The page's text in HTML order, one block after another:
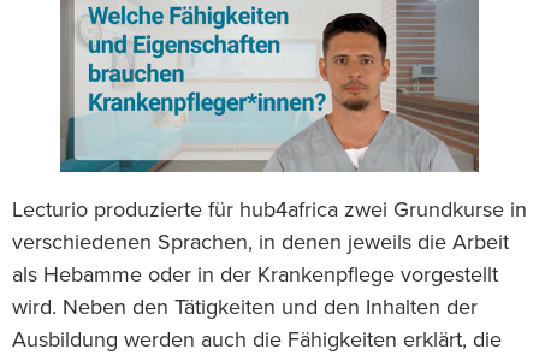
Lecturio produzierte für hub4africa zwei Grundkurse in
verschiedenen Sprachen, in denen jeweils die Arbeit
als Hebamme oder in der Krankenpflege vorgestellt
wird. Neben den Tätigkeiten und den Inhalten der
Ausbildung werden auch die Fähigkeiten erklärt, die